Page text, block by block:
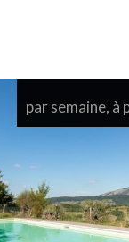
par semaine, à